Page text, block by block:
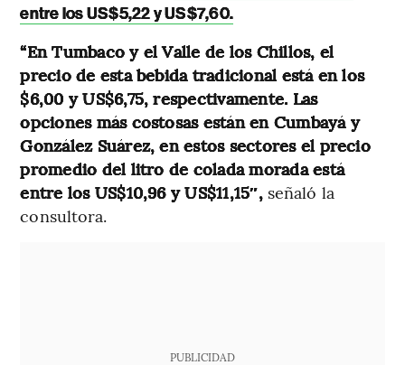
entre los US$5,22 y US$7,60.
“En Tumbaco y el Valle de los Chillos, el
precio de esta bebida tradicional está en los
$6,00 y US$6,75, respectivamente. Las
opciones más costosas están en Cumbayá y
González Suárez, en estos sectores el precio
promedio del litro de colada morada está
entre los US$10,96 y US$11,15″,señaló la
consultora.
PUBLICIDAD